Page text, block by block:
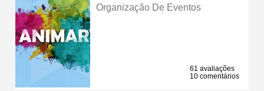
Organização De Eventos
61 avaliações
10 comentários